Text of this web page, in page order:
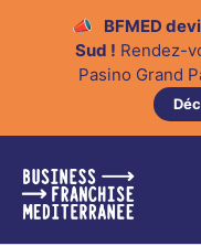
📣
BFMED
Sud ! Rendez-
Pasino Grand